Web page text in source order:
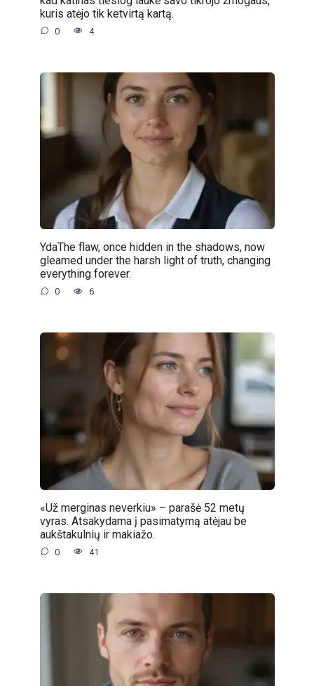
kuris atėjo tik ketvirtą kartą.
0 4
YdaThe flaw, once hidden in the shadows, now
gleamed under the harsh light of truth, changing
everything forever.
0 6
«Už merginas neverkiu» – parašė 52 metų
vyras. Atsakydama į pasimatymą atėjau be
aukštakulnių ir makiažo.
0 41